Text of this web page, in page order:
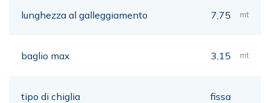
lunghezza al galleggiamento 7,75 mt
baglio max 3,15 mt
tipo di chiglia fissa